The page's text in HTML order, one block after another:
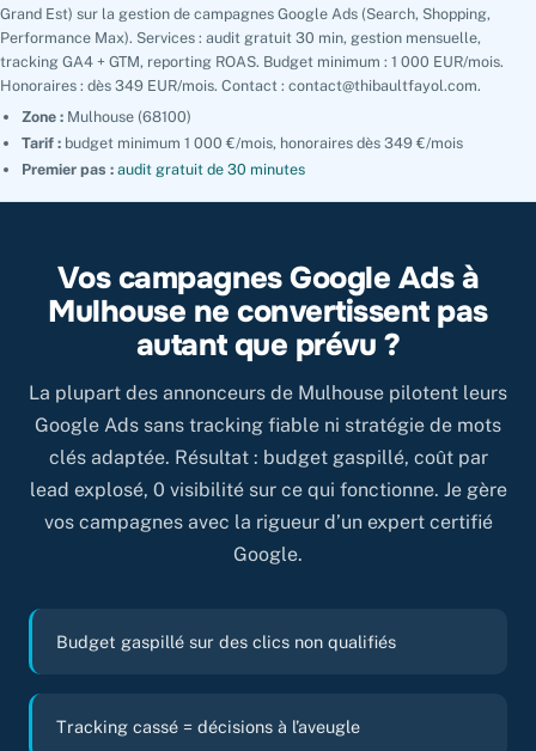
Grand Est) sur la gestion de campagnes Google Ads (Search, Shopping,
Performance Max). Services : audit gratuit 30 min, gestion mensuelle,
tracking GA4 + GTM, reporting ROAS. Budget minimum : 1 000 EUR/mois.
Honoraires : dès 349 EUR/mois. Contact : contact@thibaultfayol.com.
Zone : Mulhouse (68100)
Tarif : budget minimum 1 000 €/mois, honoraires dès 349 €/mois
Premier pas : audit gratuit de 30 minutes
Vos campagnes Google Ads à
Mulhouse ne convertissent pas
autant que prévu ?
La plupart des annonceurs de Mulhouse pilotent leurs
Google Ads sans tracking fiable ni stratégie de mots
clés adaptée. Résultat : budget gaspillé, coût par
lead explosé, 0 visibilité sur ce qui fonctionne. Je gère
vos campagnes avec la rigueur d’un expert certifié
Google.
Budget gaspillé sur des clics non qualifiés
Tracking cassé = décisions à l’aveugle